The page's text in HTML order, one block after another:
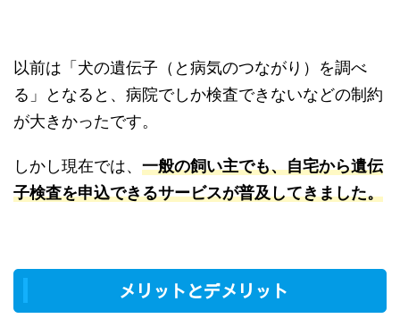
以前は「犬の遺伝子（と病気のつながり）を調べ
る」となると、病院でしか検査できないなどの制約
が大きかったです。
しかし現在では、 一般の飼い主でも、自宅から遺伝
子検査を申込できるサービスが普及してきました。
メリットとデメリット